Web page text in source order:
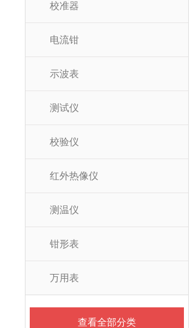
校准器
电流钳
示波表
测试仪
校验仪
红外热像仪
测温仪
钳形表
万用表
查看全部分类